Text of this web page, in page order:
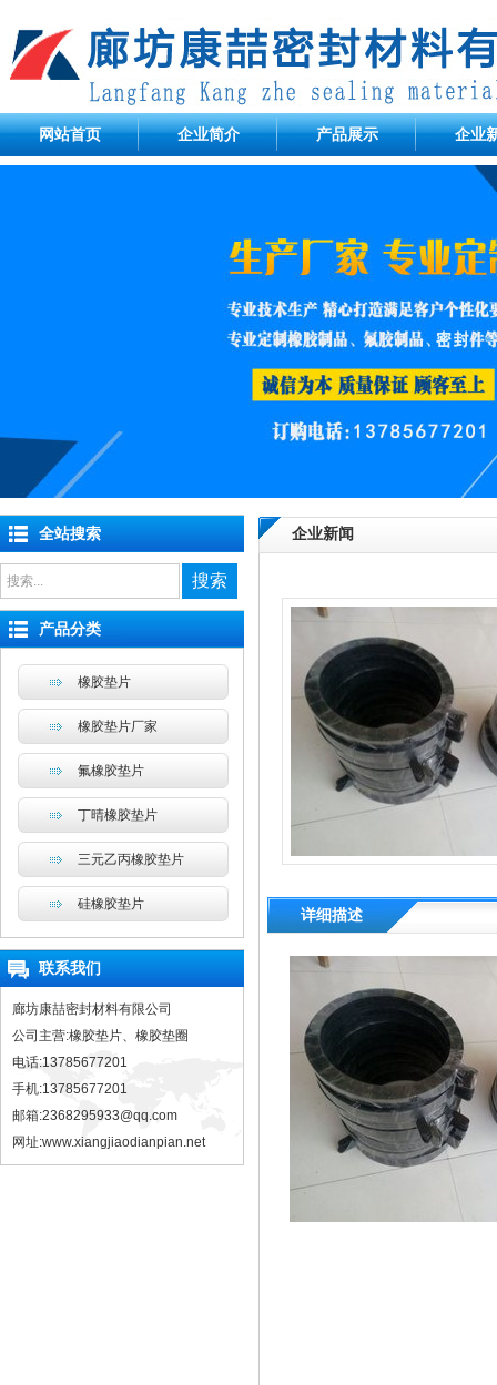
网站首页 企业简介 产品展示 企业
企业新闻
详细描述
全站搜索
搜索
产品分类
橡胶垫片
橡胶垫片厂家
氟橡胶垫片
丁晴橡胶垫片
三元乙丙橡胶垫片
硅橡胶垫片
联系我们
廊坊康喆密封材料有限公司
公司主营:橡胶垫片、橡胶垫圈
电话:13785677201
手机:13785677201
邮箱:2368295933@qq.com
网址:www.xiangjiaodianpian.net